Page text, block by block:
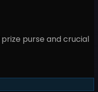
prize purse and crucial